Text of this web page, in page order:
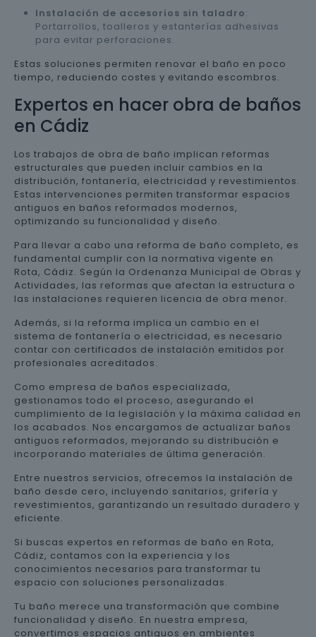
Instalación de accesorios sin taladro:
Portarrollos, toalleros y estanterías adhesivas
para evitar perforaciones.
Estas soluciones permiten renovar el baño en poco
tiempo, reduciendo costes y evitando escombros.
Expertos en hacer obra de baños
en Cádiz
Los trabajos de obra de baño implican reformas
estructurales que pueden incluir cambios en la
distribución, fontanería, electricidad y revestimientos.
Estas intervenciones permiten transformar espacios
antiguos en baños reformados modernos,
optimizando su funcionalidad y diseño.
Para llevar a cabo una reforma de baño completo, es
fundamental cumplir con la normativa vigente en
Rota, Cádiz. Según la Ordenanza Municipal de Obras y
Actividades, las reformas que afectan la estructura o
las instalaciones requieren licencia de obra menor.
Además, si la reforma implica un cambio en el
sistema de fontanería o electricidad, es necesario
contar con certificados de instalación emitidos por
profesionales acreditados.
Como empresa de baños especializada,
gestionamos todo el proceso, asegurando el
cumplimiento de la legislación y la máxima calidad en
los acabados. Nos encargamos de actualizar baños
antiguos reformados, mejorando su distribución e
incorporando materiales de última generación.
Entre nuestros servicios, ofrecemos la instalación de
baño desde cero, incluyendo sanitarios, grifería y
revestimientos, garantizando un resultado duradero y
eficiente.
Si buscas expertos en reformas de baño en Rota,
Cádiz, contamos con la experiencia y los
conocimientos necesarios para transformar tu
espacio con soluciones personalizadas.
Tu baño merece una transformación que combine
funcionalidad y diseño. En nuestra empresa,
convertimos espacios antiguos en ambientes